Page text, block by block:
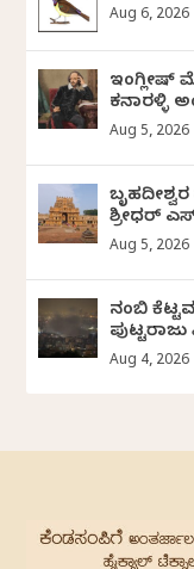
Aug 6, 2026
ಇಂಗ್ಲೀಷ್
ಕನಾರಳ್ಳಿ
Aug 5, 2026
ಶ್ರೀಧರ್‌
Aug 5, 2026
ನಂಬಿ
Aug 4, 2026